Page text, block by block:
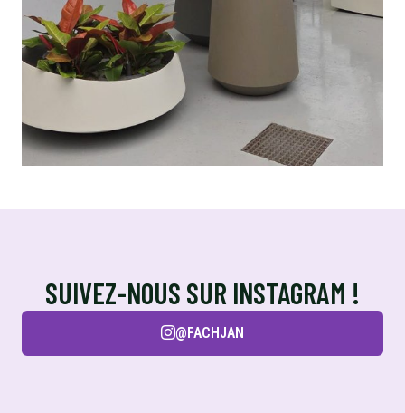
SUIVEZ-NOUS SUR INSTAGRAM !
@FACHJAN